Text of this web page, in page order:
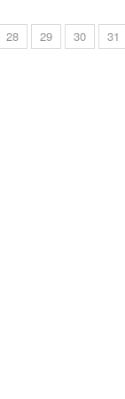
28 29 30 31